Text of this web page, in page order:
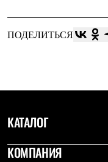
Брюки
Легкое термобелье
Футболки
Рубашки
Брюки
ПОДЕЛИТЬСЯ
КАТАЛОГ
КОМПАНИЯ